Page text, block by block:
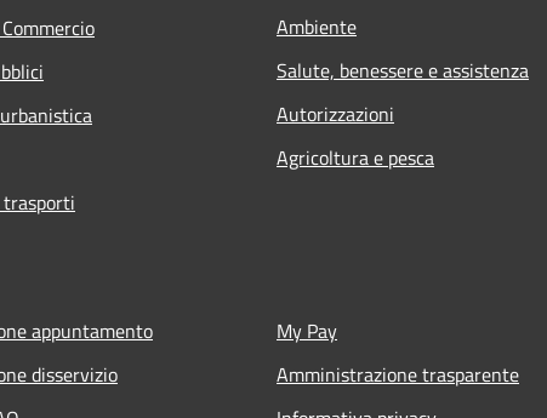
Ambiente
Salute, benessere e assistenza
Autorizzazioni
Agricoltura e pesca
appuntamento
disservizio
My Pay
Amministrazione trasparente